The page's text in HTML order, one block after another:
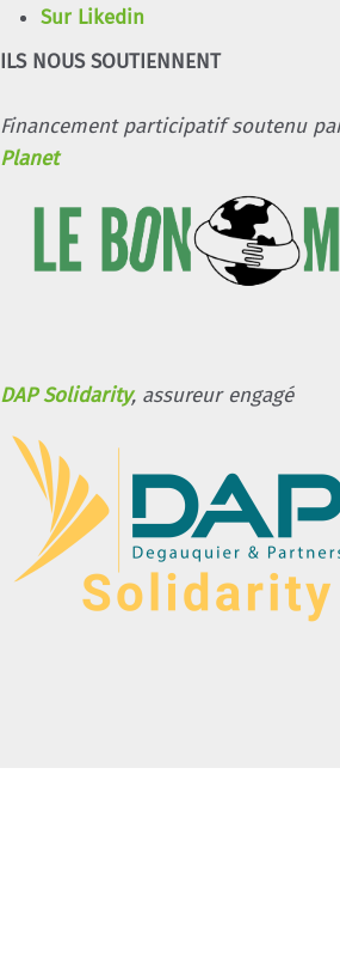
Sur Likedin
ILS NOUS SOUTIENNENT
Financement participatif soutenu
Planet
DAP Solidarity, assureur engagé